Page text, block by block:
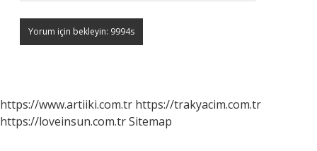
https://www.artiiki.com.tr https://trakyacim.com.tr
https://loveinsun.com.trSitemap